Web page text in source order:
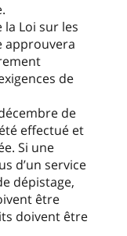
Loi sur les
approuvera
de
de
effectué et
Si une
d’un service
dépistage,
être
doivent être